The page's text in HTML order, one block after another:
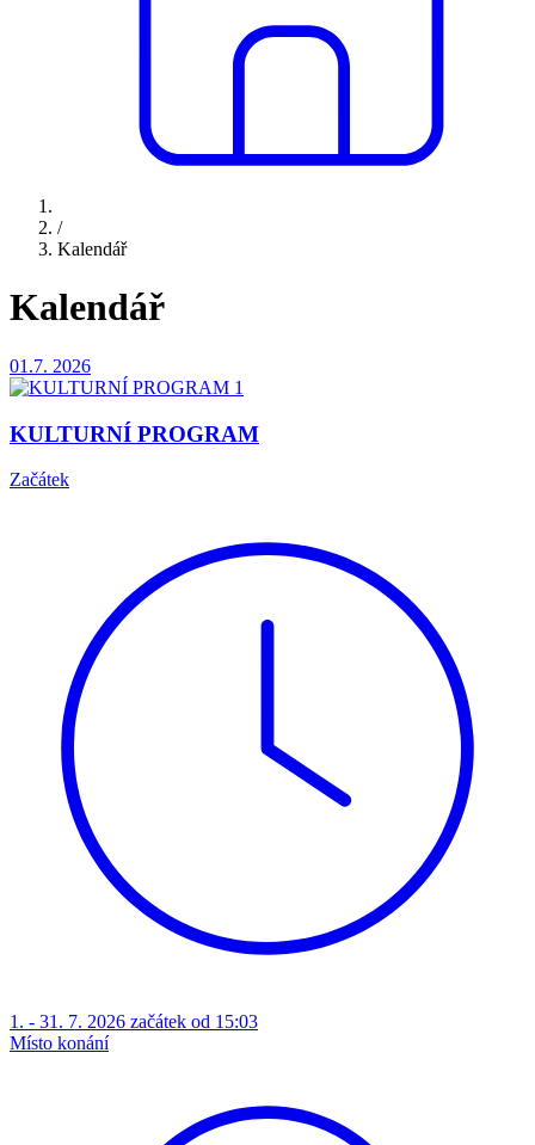
/
Kalendář
Kalendář
01.7. 2026
KULTURNÍ PROGRAM
Začátek
1. - 31. 7. 2026 začátek od 15:03
Místo konání